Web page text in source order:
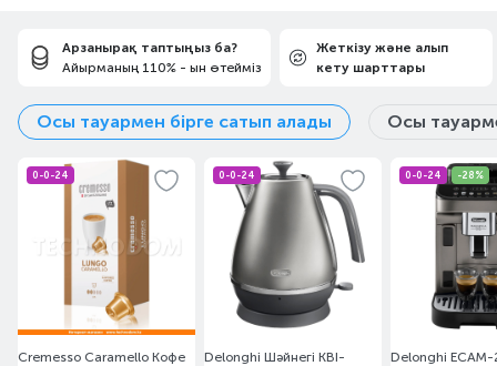
Арзанырақ таптыңыз ба?
Айырманың 110% - ын өтейміз
Жеткізу және алып
кету шарттары
Осы тауармен бірге сатып алады Осы
0-0-24
Cremesso Caramello Кофе
0-0-24
Delonghi Шәйнегі KBI-
0-0-24 -28%
Delonghi